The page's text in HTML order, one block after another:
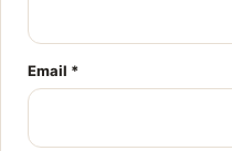
Email *